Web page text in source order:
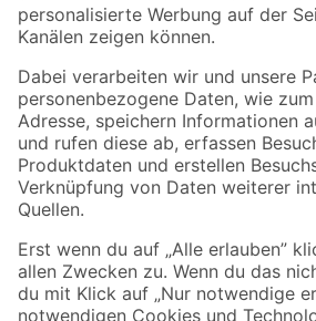
Folge uns
Zahlungsarten
Sicher einkaufen
Jetzt die toom-App herunterladen